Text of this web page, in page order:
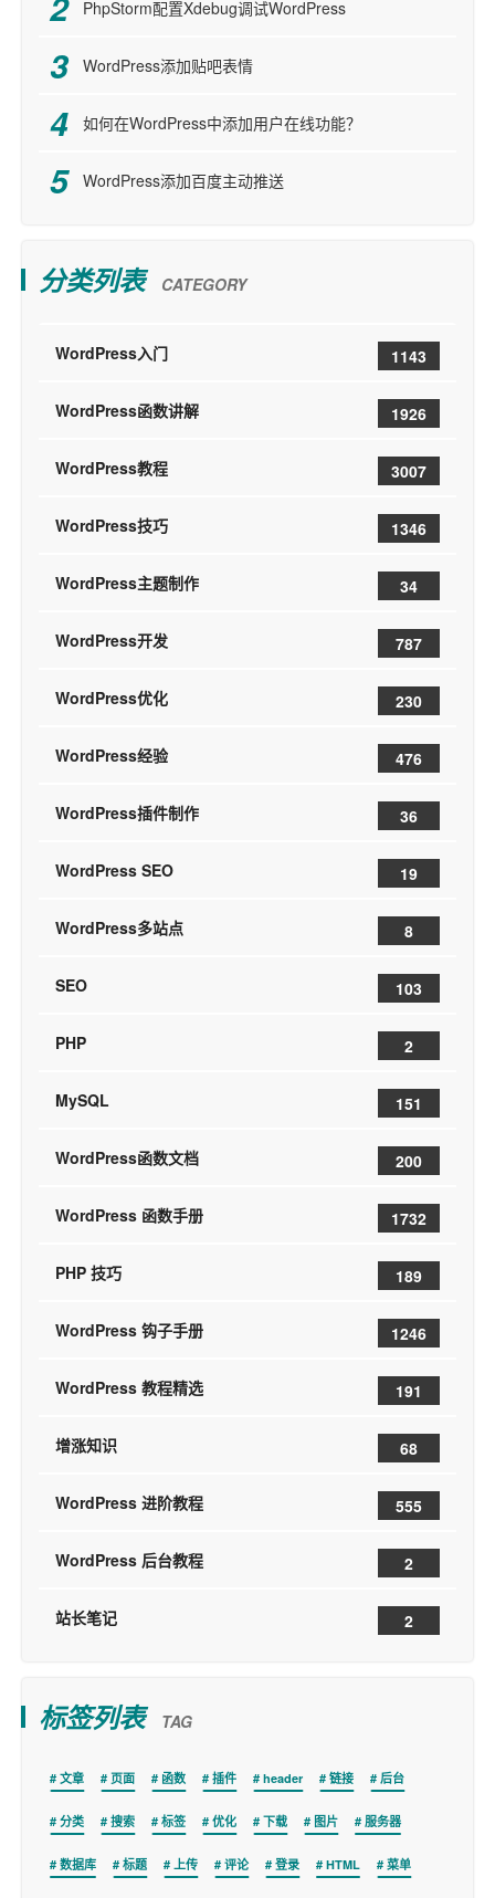
PhpStorm配置Xdebug调试WordPress
WordPress添加贴吧表情
如何在WordPress中添加用户在线功能？
WordPress添加百度主动推送
分类列表 CATEGORY
WordPress入门 1143
WordPress函数讲解 1926
WordPress教程 3007
WordPress技巧 1346
WordPress主题制作 34
WordPress开发 787
WordPress优化 230
WordPress经验 476
WordPress插件制作 36
WordPress SEO 19
WordPress多站点 8
SEO 103
PHP 2
MySQL 151
WordPress函数文档 200
WordPress 函数手册 1732
PHP 技巧 189
WordPress 钩子手册 1246
WordPress 教程精选 191
增涨知识 68
WordPress 进阶教程 555
WordPress 后台教程 2
站长笔记 2
标签列表 TAG
文章 页面 函数 插件 header 链接 后台
分类 搜索 标签 优化 下载 图片 服务器
数据库 标题 上传 评论 登录 HTML 菜单